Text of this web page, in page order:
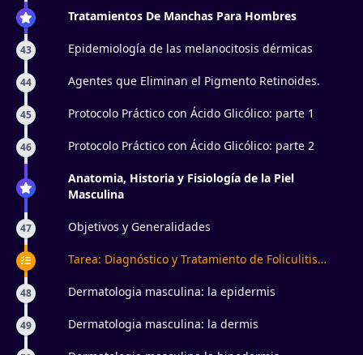
Tratamientos De Manchas Para Hombres
43 Epidemiología de las melanocitosis dérmicas
44 Agentes que Eliminan el Pigmento Retinoides.
45 Protocolo Práctico con Ácido Glicólico: parte 1
46 Protocolo Práctico con Ácido Glicólico: parte 2
Anatomia, Historia y Fisiología de la Piel
Masculina
47 Objetivos y Generalidades
Tarea: Diagnóstico y Tratamiento de Foliculitis
48 Dermatologia masculina: la epidermis
49 Dermatologia masculina: la dermis